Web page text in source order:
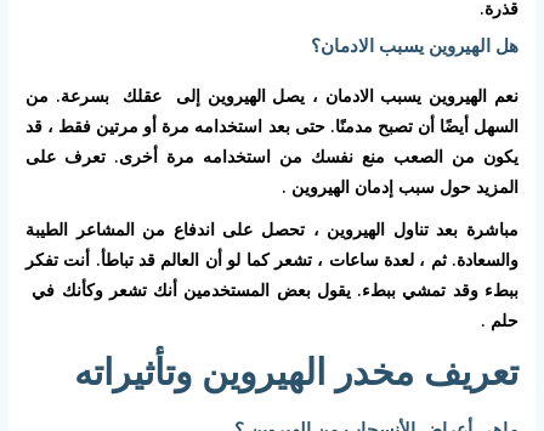
قذرة.
هل الهيروين يسبب الادمان؟
نعم الهيروين يسبب الادمان ، يصل الهيروين إلى عقلك بسرعة. من
السهل أيضًا أن تصبح مدمنًا. حتى بعد استخدامه مرة أو مرتين فقط ، قد
يكون من الصعب منع نفسك من استخدامه مرة أخرى. تعرف على
المزيد حول سبب إدمان الهيروين .
مباشرة بعد تناول الهيروين ، تحصل على اندفاع من المشاعر الطيبة
والسعادة. ثم ، لعدة ساعات ، تشعر كما لو أن العالم قد تباطأ. أنت تفكر
ببطء وقد تمشي ببطء. يقول بعض المستخدمين أنك تشعر وكأنك في
حلم .
تعريف مخدر الهيروين وتأثيراته